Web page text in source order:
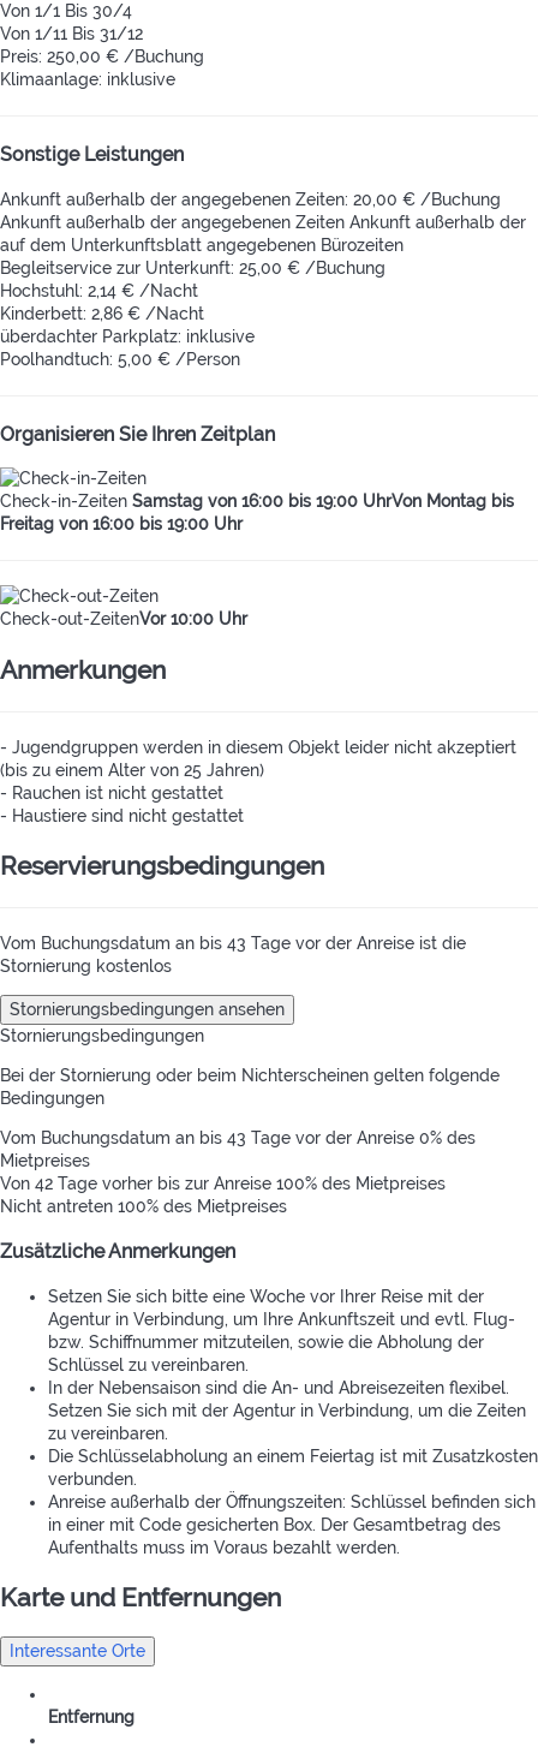
Von 1/1 Bis 30/4
Von 1/11 Bis 31/12
Preis: 250,00 € /Buchung
Klimaanlage: inklusive
Sonstige Leistungen
Ankunft außerhalb der angegebenen Zeiten: 20,00 € /Buchung
Ankunft außerhalb der angegebenen Zeiten Ankunft außerhalb der
auf dem Unterkunftsblatt angegebenen Bürozeiten
Begleitservice zur Unterkunft: 25,00 € /Buchung
Hochstuhl: 2,14 € /Nacht
Kinderbett: 2,86 € /Nacht
überdachter Parkplatz: inklusive
Poolhandtuch: 5,00 € /Person
Organisieren Sie Ihren Zeitplan
Check-in-Zeiten Samstag von 16:00 bis 19:00 UhrVon Montag bis
Freitag von 16:00 bis 19:00 Uhr
Check-out-ZeitenVor 10:00 Uhr
Anmerkungen
- Jugendgruppen werden in diesem Objekt leider nicht akzeptiert
(bis zu einem Alter von 25 Jahren)
- Rauchen ist nicht gestattet
- Haustiere sind nicht gestattet
Reservierungsbedingungen
Vom Buchungsdatum an bis 43 Tage vor der Anreise ist die
Stornierung kostenlos
Stornierungsbedingungen ansehen
Stornierungsbedingungen
Bei der Stornierung oder beim Nichterscheinen gelten folgende
Bedingungen
Vom Buchungsdatum an bis 43 Tage vor der Anreise 0% des
Mietpreises
Von 42 Tage vorher bis zur Anreise 100% des Mietpreises
Nicht antreten 100% des Mietpreises
Zusätzliche Anmerkungen
Setzen Sie sich bitte eine Woche vor Ihrer Reise mit der
Agentur in Verbindung, um Ihre Ankunftszeit und evtl. Flug-
bzw. Schiffnummer mitzuteilen, sowie die Abholung der
Schlüssel zu vereinbaren.
In der Nebensaison sind die An- und Abreisezeiten flexibel.
Setzen Sie sich mit der Agentur in Verbindung, um die Zeiten
zu vereinbaren.
Die Schlüsselabholung an einem Feiertag ist mit Zusatzkosten
verbunden.
Anreise außerhalb der Öffnungszeiten: Schlüssel befinden sich
in einer mit Code gesicherten Box. Der Gesamtbetrag des
Aufenthalts muss im Voraus bezahlt werden.
Karte und Entfernungen
Interessante Orte
Entfernung